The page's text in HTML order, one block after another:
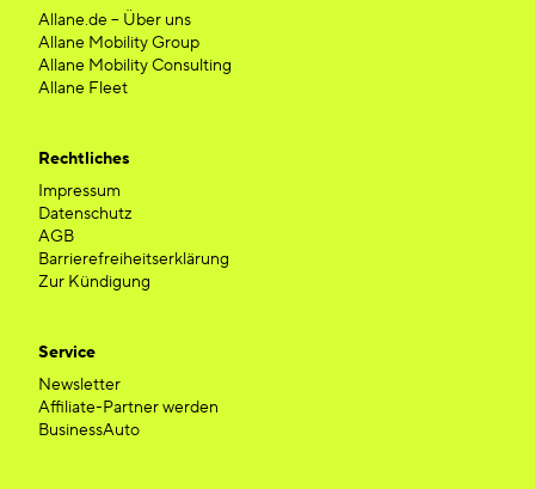
Allane.de – Über uns
Allane Mobility Group
Allane Mobility Consulting
Allane Fleet
Rechtliches
Impressum
Datenschutz
AGB
Barrierefreiheitserklärung
Zur Kündigung
Service
Newsletter
Affiliate-Partner werden
BusinessAuto